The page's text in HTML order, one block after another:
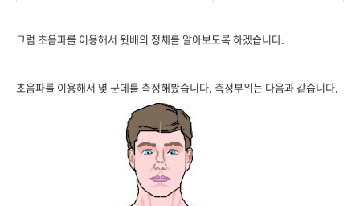
그럼 초음파를 이용해서 윗배의 정체를 알아보도록 하겠습니다.
초음파를 이용해서 몇 군데를 측정해봤습니다. 측정부위는 다음과 같습니다.